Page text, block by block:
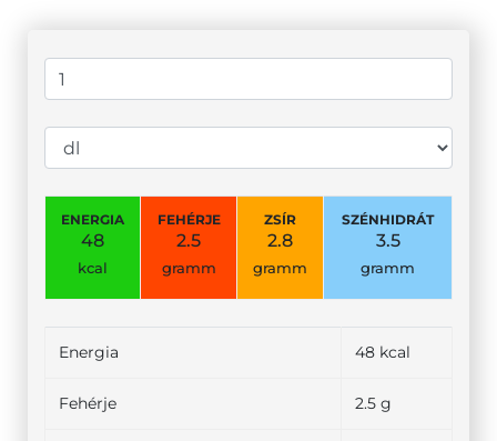
ENERGIA
48
kcal
FEHÉRJE
2.5
gramm
ZSÍR
2.8
gramm
SZÉNHIDRÁT
3.5
gramm
Energia 48 kcal
Fehérje 2.5 g